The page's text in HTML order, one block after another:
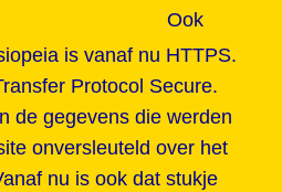
Ook
is vanaf nu HTTPS.
Protocol Secure.
de gegevens die werden
onversleuteld over het
nu is ook dat stukje